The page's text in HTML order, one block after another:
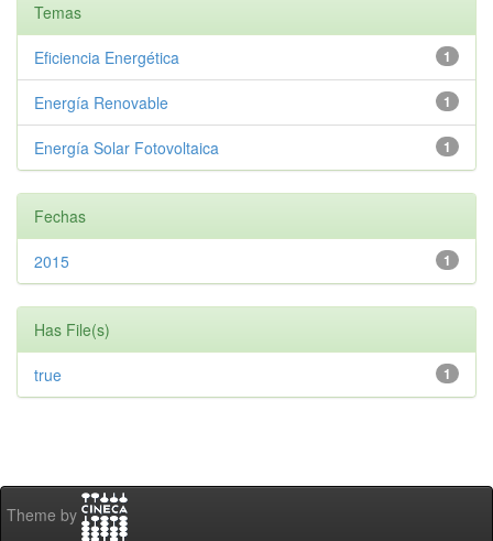
Temas
1
Eficiencia Energética
1
Energía Renovable
1
Energía Solar Fotovoltaica
Fechas
1
2015
Has File(s)
1
true
Theme by